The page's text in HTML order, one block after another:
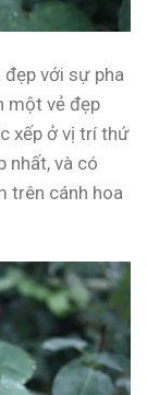
với sự pha
một vẻ đẹp
xếp ở vị trí thứ
nhất, và có
trên cánh hoa